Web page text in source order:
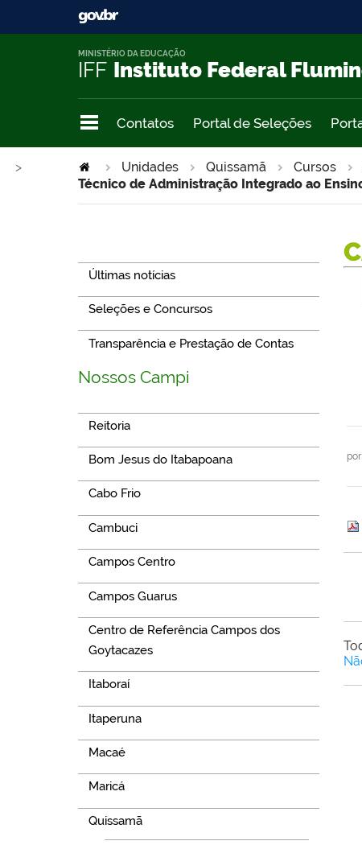
IFF Instituto Federal
MINISTÉRIO DA EDUCAÇÃO
Contatos Portal de Seleções
Unidades Quissamã Cursos
>
Técnico de Administração Integrado ao
Últimas notícias
Seleções e Concursos
Transparência e Prestação de Contas
Nossos Campi
Reitoria
Bom Jesus do Itabapoana
Cabo Frio
Cambuci
Campos Centro
Campos Guarus
Centro de Referência Campos dos
Goytacazes
Itaboraí
Itaperuna
Macaé
Maricá
Quissamã
por